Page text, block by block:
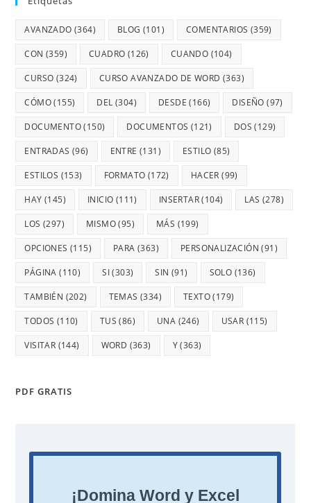
AVANZADO (364) BLOG (101) COMENTARIOS (359)
CON (359) CUADRO (126) CUANDO (104)
CURSO (324) CURSO AVANZADO DE WORD (363)
CÓMO(155) DEL (304) DESDE (166) DISEÑO (97)
DOCUMENTO(150) DOCUMENTOS (121) DOS (129)
ENTRADAS (96) ENTRE (131) ESTILO (85)
ESTILOS (153) FORMATO (172) HACER (99)
HAY (145) INICIO (111) INSERTAR(104) LAS (278)
LOS (297) MISMO(95) MÁS (199)
OPCIONES (115) PARA (363) PERSONALIZACIÓN (91)
PÁGINA (110) SI(303) SIN (91) SOLO (136)
TAMBIÉN (202) TEMAS (334) TEXTO(179)
TODOS (110) TUS (86) UNA (246) USAR (115)
VISITAR (144) WORD (363) Y(363)
PDF GRATIS